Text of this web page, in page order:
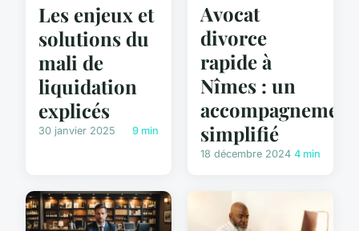
Les enjeux et
solutions du
mali de
liquidation
explicés
30 janvier 2025 9 min
Avocat
divorce
rapide à
Nîmes : un
accompagnement
simplifié
18 décembre 2024 4 min